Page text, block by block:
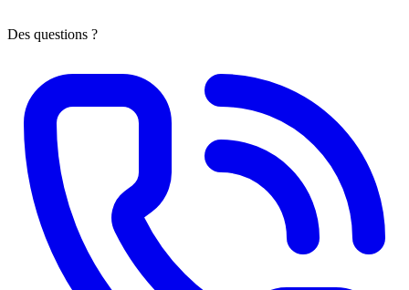
Des questions ?